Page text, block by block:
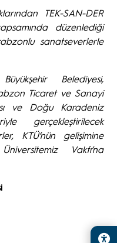
TEK-SAN-DER
düzenlediği
sanatseverlerle
Belediyesi,
Ticaret ve Sanayi
ve Doğu Karadeniz
gerçekleştirilecek
KTÜ’nün gelişimine
Vakfı’na